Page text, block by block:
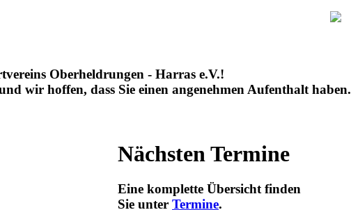
Oberheldrungen - Harras e.V.!
wir hoffen, dass Sie einen angenehmen Aufenthalt haben.
Nächsten Termine
Eine komplette Übersicht finden
Sie unter Termine.